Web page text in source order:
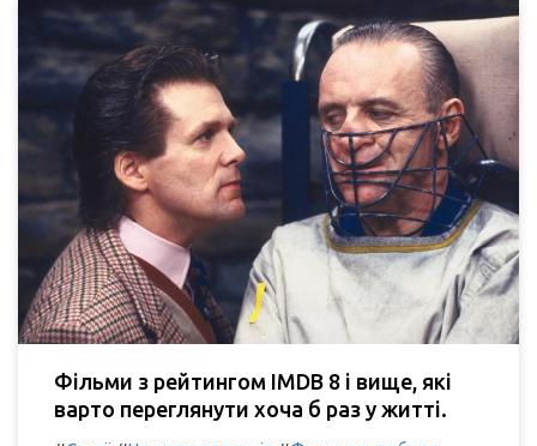
Фільми з рейтингом IMDB 8 і вище, які
варто переглянути хоча б раз у житті.